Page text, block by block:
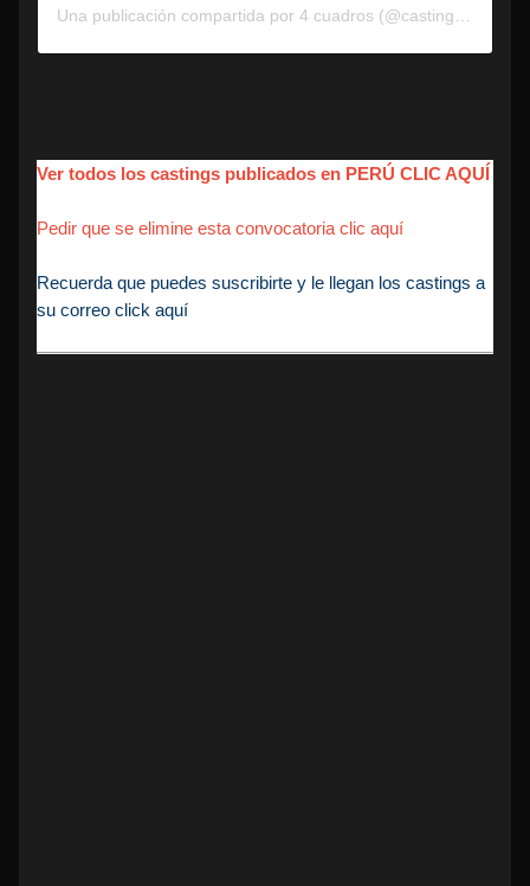
Una publicación compartida por 4 cuadros (@casting4cuadros) el
Ver todos los castings publicados en PERÚ CLIC AQUÍ
Pedir que se elimine esta convocatoria clic aquí
Recuerda que puedes suscribirte y le llegan los castings a
su correo click aquí